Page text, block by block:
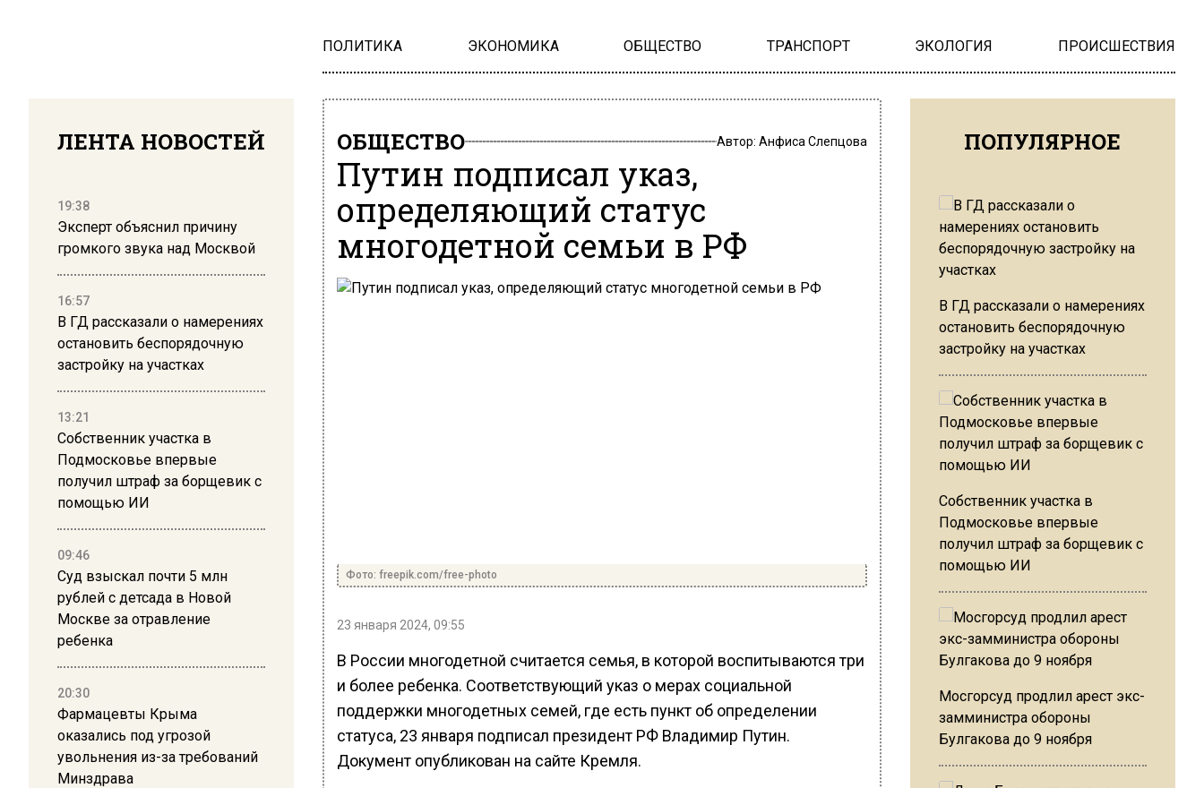
ПОЛИТИКА ЭКОНОМИКА ОБЩЕСТВО ТРАНСПОРТ ЭКОЛОГИЯ ПРОИСШЕСТВИЯ
ЛЕНТА НОВОСТЕЙ
19:38
Эксперт объяснил причину
громкого звука над Москвой
16:57
В ГД рассказали о намерениях
остановить беспорядочную
застройку на участках
13:21
Собственник участка в
Подмосковье впервые
получил штраф за борщевик с
помощью ИИ
09:46
Суд взыскал почти 5 млн
рублей с детсада в Новой
Москве за отравление
ребенка
20:30
Фармацевты Крыма
оказались под угрозой
увольнения из-за требований
Минздрава
ОБЩЕСТВО Автор: Анфиса Слепцова
Путин подписал указ,
определяющий статус
многодетной семьи в РФ
Фото: freepik.com/free-photo
23 января 2024, 09:55
В России многодетной считается семья, в которой воспитываются три
и более ребенка. Соответствующий указ о мерах социальной
поддержки многодетных семей, где есть пункт об определении
статуса, 23 января подписал президент РФ Владимир Путин.
Документ опубликован на сайте Кремля.
ПОПУЛЯРНОЕ
В ГД рассказали о намерениях
остановить беспорядочную
застройку на участках
Собственник участка в
Подмосковье впервые
получил штраф за борщевик с
помощью ИИ
Мосгорсуд продлил арест экс-
замминистра обороны
Булгакова до 9 ноября